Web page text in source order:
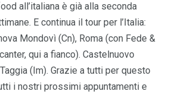
all’italiana è già alla seconda
E continua il tour per l’Italia:
Mondovì (Cn), Roma (con Fede &
qui a fianco). Castelnuovo
(Im). Grazie a tutti per questo
i nostri prossimi appuntamenti e